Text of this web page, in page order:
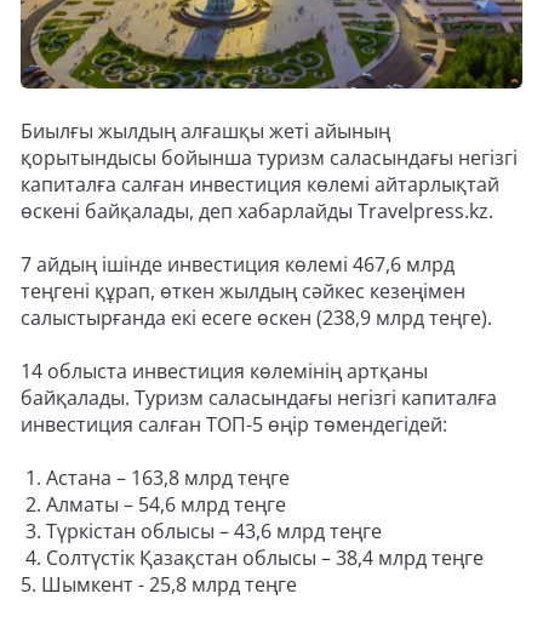
Биылғы жылдың алғашқы жеті айының
қорытындысы бойынша туризм саласындағы негізгі
капиталға салған инвестиция көлемі айтарлықтай
өскені байқалады, деп хабарлайды Travelpress.kz.
7 айдың ішінде инвестиция көлемі 467,6 млрд
теңгені құрап, өткен жылдың сәйкес кезеңімен
салыстырғанда екі есеге өскен (238,9 млрд теңге).
14 облыста инвестиция көлемінің артқаны
байқалады. Туризм саласындағы негізгі капиталға
инвестиция салған ТОП-5 өңір төмендегідей:
1. Астана – 163,8 млрд теңге
2. Алматы – 54,6 млрд теңге
3. Түркістан облысы – 43,6 млрд теңге
4. Солтүстік Қазақстан облысы – 38,4 млрд теңге
5. Шымкент - 25,8 млрд теңге